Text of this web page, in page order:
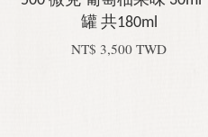
罐 共180ml
NT$ 3,500 TWD